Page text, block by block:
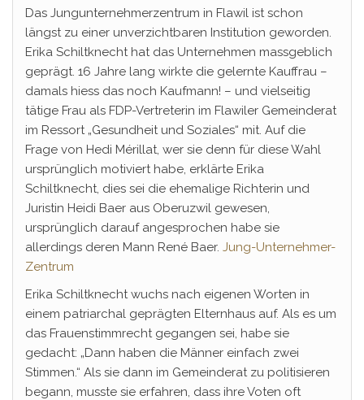
Das Jungunternehmerzentrum in Flawil ist schon
längst zu einer unverzichtbaren Institution geworden.
Erika Schiltknecht hat das Unternehmen massgeblich
geprägt. 16 Jahre lang wirkte die gelernte Kauffrau –
damals hiess das noch Kaufmann! – und vielseitig
tätige Frau als FDP-Vertreterin im Flawiler Gemeinderat
im Ressort „Gesundheit und Soziales“ mit. Auf die
Frage von Hedi Mérillat, wer sie denn für diese Wahl
ursprünglich motiviert habe, erklärte Erika
Schiltknecht, dies sei die ehemalige Richterin und
Juristin Heidi Baer aus Oberuzwil gewesen,
ursprünglich darauf angesprochen habe sie
allerdings deren Mann René Baer. Jung-Unternehmer-
Zentrum
Erika Schiltknecht wuchs nach eigenen Worten in
einem patriarchal geprägten Elternhaus auf. Als es um
das Frauenstimmrecht gegangen sei, habe sie
gedacht: „Dann haben die Männer einfach zwei
Stimmen.“ Als sie dann im Gemeinderat zu politisieren
begann, musste sie erfahren, dass ihre Voten oft